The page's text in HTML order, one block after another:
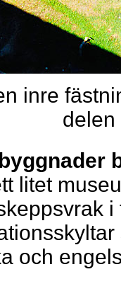
inre
delen
litet
och